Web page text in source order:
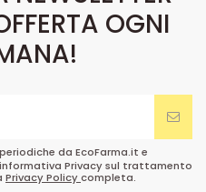
OGNI
da EcoFarma.it e
Privacy sul trattamento
Privacy Policycompleta.